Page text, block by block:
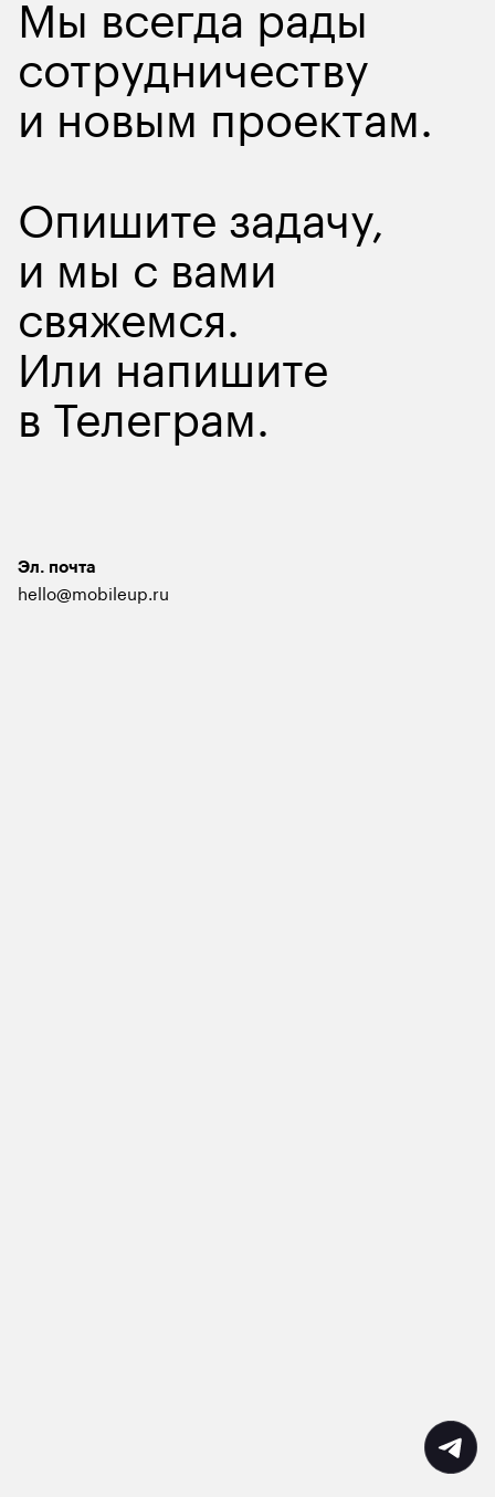
Эл. почта
hello@mobileup.ru
Мы всегда рады
сотрудничеству
и новым проектам.
Опишите задачу,
и мы с вами
свяжемся.
Или напишите
в Телеграм.